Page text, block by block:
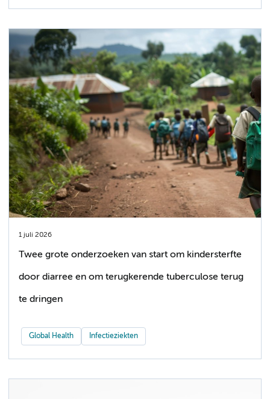
1 juli 2026
Twee grote onderzoeken van start om kindersterfte
door diarree en om terugkerende tuberculose terug
te dringen
Global Health Infectieziekten